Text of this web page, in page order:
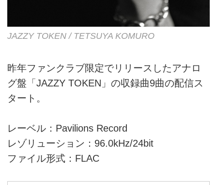
JAZZY TOKEN / TETSUYA KOMURO
昨年ファンクラブ限定でリリースしたアナロ
グ盤「JAZZY TOKEN」の収録曲9曲の配信ス
タート。
レーベル：Pavilions Record
レゾリューション：96.0kHz/24bit
ファイル形式：FLAC